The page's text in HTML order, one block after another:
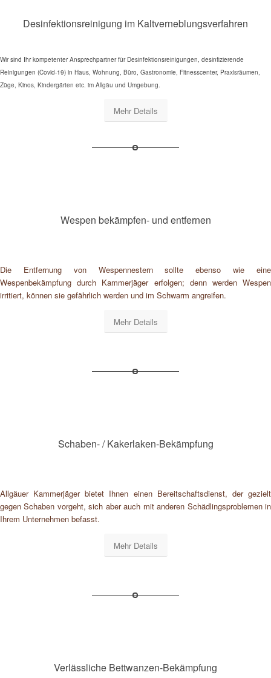
Desinfektionsreinigung im Kaltverneblungsverfahren
Wir sind Ihr kompetenter Ansprechpartner für Desinfektionsreinigungen, desinfizierende
Reinigungen (Covid-19) in Haus, Wohnung, Büro, Gastronomie, Fitnesscenter, Praxisräumen,
Züge, Kinos, Kindergärten etc. im Allgäu und Umgebung.
Mehr Details
Wespen bekämpfen- und entfernen
Die Entfernung von Wespennestern sollte ebenso wie eine
Wespenbekämpfung durch Kammerjäger erfolgen; denn werden Wespen
irritiert, können sie gefährlich werden und im Schwarm angreifen.
Mehr Details
Schaben- / Kakerlaken-Bekämpfung
Allgäuer Kammerjäger bietet Ihnen einen Bereitschaftsdienst, der gezielt
gegen Schaben vorgeht, sich aber auch mit anderen Schädlingsproblemen in
Ihrem Unternehmen befasst.
Mehr Details
Verlässliche Bettwanzen-Bekämpfung